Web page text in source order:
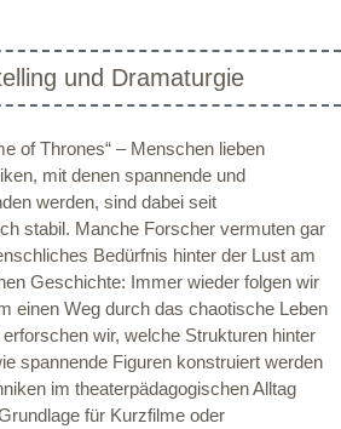
und Dramaturgie
of Thrones“ – Menschen lieben
mit denen spannende und
werden, sind dabei seit
stabil. Manche Forscher vermuten gar
Bedürfnis hinter der Lust am
Geschichte: Immer wieder folgen wir
einen Weg durch das chaotische Leben
wir, welche Strukturen hinter
spannende Figuren konstruiert werden
im theaterpädagogischen Alltag
für Kurzfilme oder